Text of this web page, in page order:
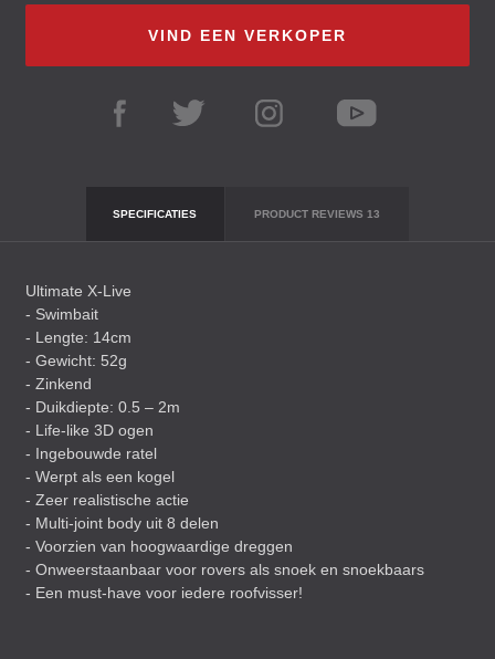
VIND EEN VERKOPER
SPECIFICATIES PRODUCT REVIEWS 13
Ultimate X-Live
- Swimbait
- Lengte: 14cm
- Gewicht: 52g
- Zinkend
- Duikdiepte: 0.5 – 2m
- Life-like 3D ogen
- Ingebouwde ratel
- Werpt als een kogel
- Zeer realistische actie
- Multi-joint body uit 8 delen
- Voorzien van hoogwaardige dreggen
- Onweerstaanbaar voor rovers als snoek en snoekbaars
- Een must-have voor iedere roofvisser!